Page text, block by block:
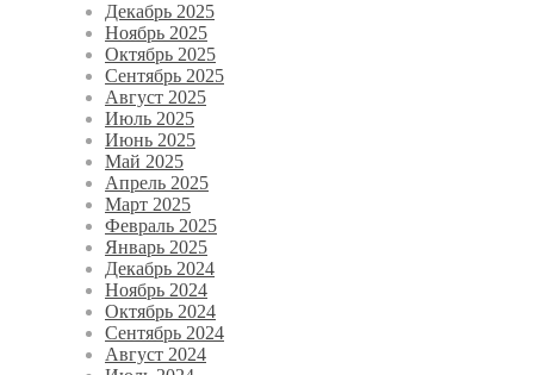
Декабрь 2025
Ноябрь 2025
Октябрь 2025
Сентябрь 2025
Август 2025
Июль 2025
Июнь 2025
Май 2025
Апрель 2025
Март 2025
Февраль 2025
Январь 2025
Декабрь 2024
Ноябрь 2024
Октябрь 2024
Сентябрь 2024
Август 2024